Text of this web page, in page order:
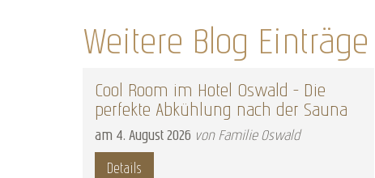
Weitere Blog Einträge
Cool Room im Hotel Oswald – Die
perfekte Abkühlung nach der Sauna
am 4. August 2026 von Familie Oswald
Details